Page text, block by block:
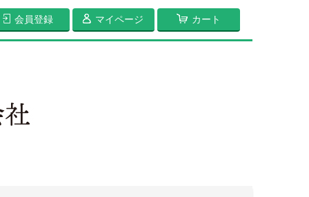
会員登録 マイページ カート